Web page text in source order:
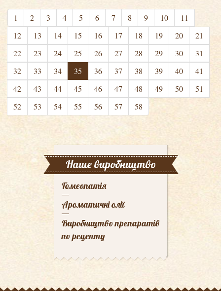
1 2 3 4 5 6 7 8 9 10
11
12
13 14 15 16 17 18 19 20
21
22
23 24 25 26 27 28 29 30
31
32
33 34 35 36 37 38 39 40
41
42
43 44 45 46 47 48 49 50
51
52
53 54 55 56 57 58
Наше виробництво
Гомеопатія
Ароматичні олії
Виробництво препаратів
по рецепту